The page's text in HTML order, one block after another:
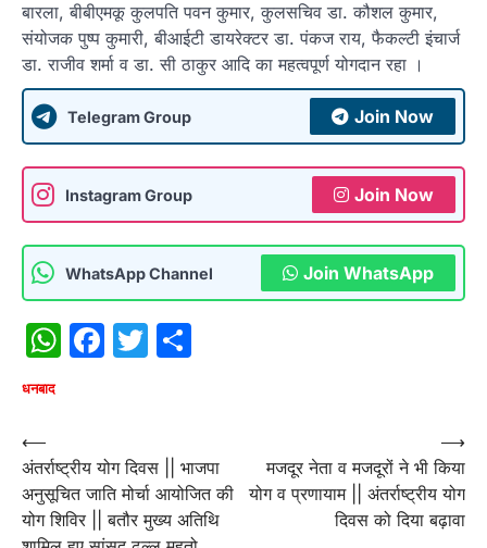
बारला, बीबीएमकू कुलपति पवन कुमार, कुलसचिव डा. कौशल कुमार,
संयोजक पुष्प कुमारी, बीआईटी डायरेक्टर डा. पंकज राय, फैकल्टी इंचार्ज
डा. राजीव शर्मा व डा. सी ठाकुर आदि का महत्वपूर्ण योगदान रहा ।
Telegram Group Join Now
Instagram Group Join Now
WhatsApp Channel Join WhatsApp
WhatsApp
Facebook
Twitter
धनबाद
Post
navigation
⟵
अंतर्राष्ट्रीय योग दिवस || भाजपा
अनुसूचित जाति मोर्चा आयोजित की
योग शिविर || बतौर मुख्य अतिथि
मजदूर नेता व मजदूरों ने भी किया
योग व प्रणायाम || अंतर्राष्ट्रीय योग
दिवस को दिया बढ़ावा
⟶